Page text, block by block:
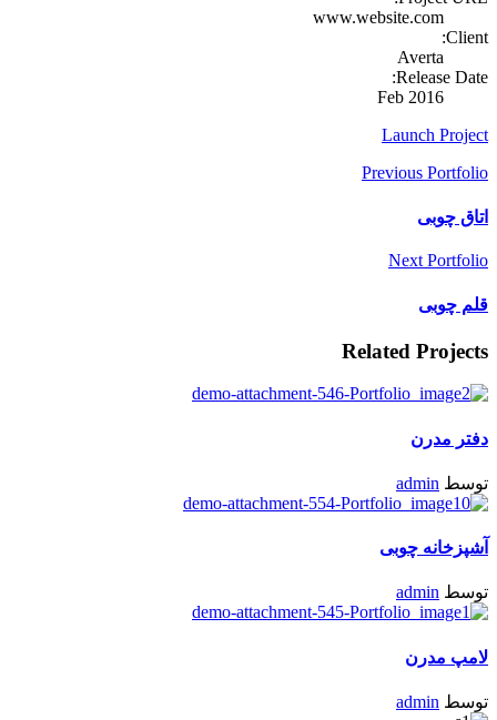
www.website.com
Client:
Averta
Release Date:
Feb 2016
Launch Project
Previous Portfolio
اتاق چوبی
Next Portfolio
قلم چوبی
Related Projects
دفتر مدرن
توسط admin
آشپزخانه چوبی
توسط admin
لامپ مدرن
توسط admin